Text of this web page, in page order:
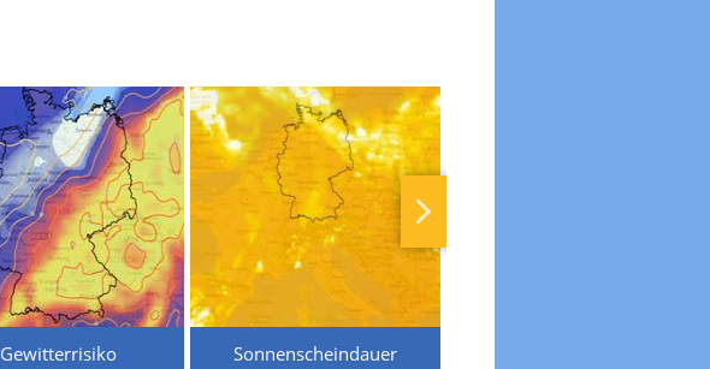
Gewitterrisiko Sonnenscheindauer